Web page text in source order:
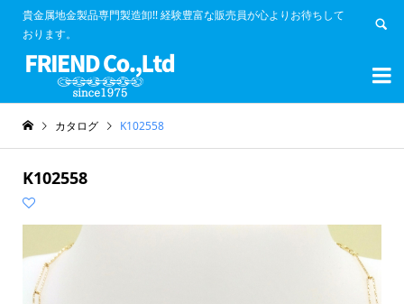
貴金属地金製品専門製造卸!! 経験豊富な販売員が心よりお待ちして
おります。


カタログ K102558
K102558